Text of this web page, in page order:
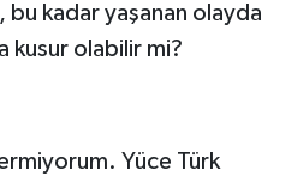
bu kadar yaşanan olayda
kusur olabilir mi?
Yüce Türk